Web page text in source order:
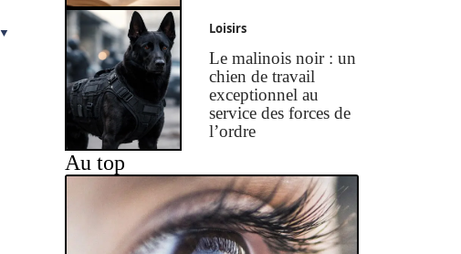
Loisirs
Le malinois noir : un
chien de travail
exceptionnel au
service des forces de
l’ordre
Au top